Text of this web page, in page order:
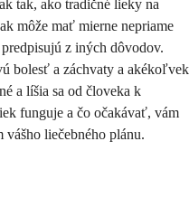
tak, ako tradičné lieky na
môže mať mierne nepriame
z iných dôvodov.
bolesť a záchvaty a akékoľvek
a líšia sa od človeka k
funguje a čo očakávať, vám
liečebného plánu.